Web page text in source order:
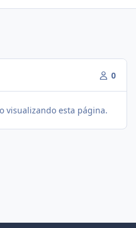
0
visualizando esta página.